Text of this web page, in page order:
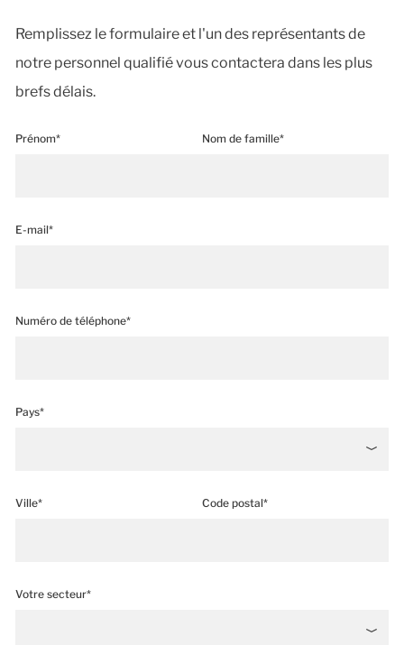
Remplissez le formulaire et l'un des représentants de
notre personnel qualifié vous contactera dans les plus
brefs délais.
Prénom* Nom de famille*
E-mail*
Numéro de téléphone*
Pays*
Ville* Code postal*
Votre secteur*